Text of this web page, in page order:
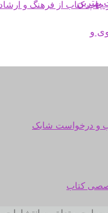
کتاب از فرهنگ و ارشاد
و درخواست شابک
کتاب
بهترین
و